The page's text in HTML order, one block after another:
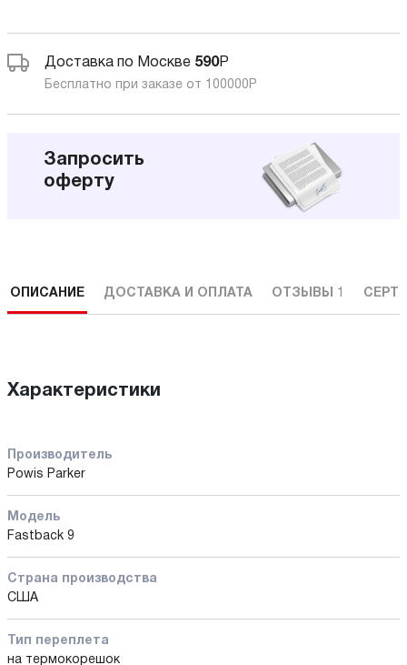
Доставка по Москве 590Р
Бесплатно при заказе от 100000 Р
Запросить
оферту
ОПИСАНИЕ ДОСТАВКА И ОПЛАТА ОТЗЫВЫ 1
Характеристики
Производитель
Powis Parker
Модель
Fastback 9
Страна производства
США
Тип переплета
на термокорешок